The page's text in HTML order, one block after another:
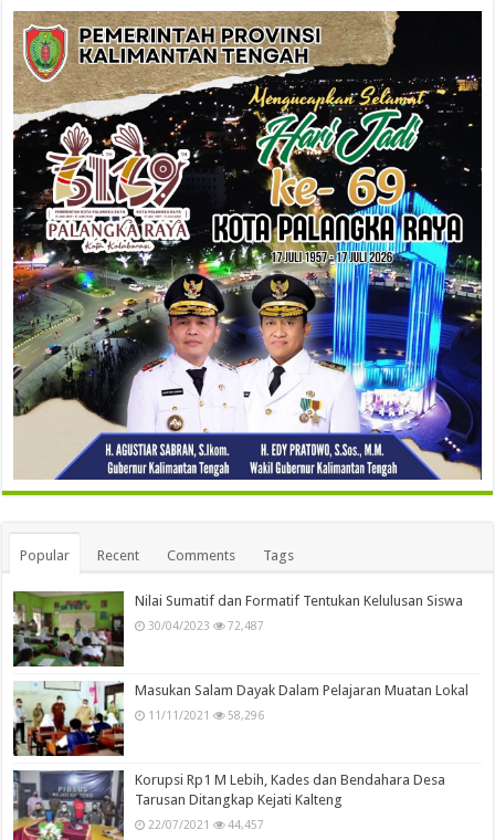
Popular Recent Comments Tags
Nilai Sumatif dan Formatif Tentukan Kelulusan Siswa
30/04/2023 72,487
Masukan Salam Dayak Dalam Pelajaran Muatan Lokal
11/11/2021 58,296
Korupsi Rp1 M Lebih, Kades dan Bendahara Desa
Tarusan Ditangkap Kejati Kalteng
22/07/2021 44,457